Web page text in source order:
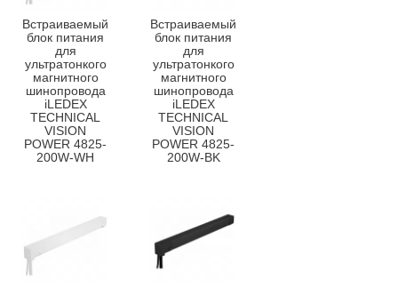
Встраиваемый
блок питания
для
ультратонкого
магнитного
шинопровода
iLEDEX
TECHNICAL
VISION
POWER 4825-
200W-WH
Встраиваемый
блок питания
для
ультратонкого
магнитного
шинопровода
iLEDEX
TECHNICAL
VISION
POWER 4825-
200W-BK